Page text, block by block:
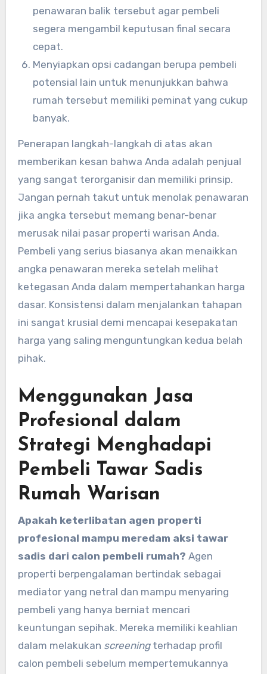
penawaran balik tersebut agar pembeli
segera mengambil keputusan final secara
cepat.
Menyiapkan opsi cadangan berupa pembeli
potensial lain untuk menunjukkan bahwa
rumah tersebut memiliki peminat yang cukup
banyak.
Penerapan langkah-langkah di atas akan
memberikan kesan bahwa Anda adalah penjual
yang sangat terorganisir dan memiliki prinsip.
Jangan pernah takut untuk menolak penawaran
jika angka tersebut memang benar-benar
merusak nilai pasar properti warisan Anda.
Pembeli yang serius biasanya akan menaikkan
angka penawaran mereka setelah melihat
ketegasan Anda dalam mempertahankan harga
dasar. Konsistensi dalam menjalankan tahapan
ini sangat krusial demi mencapai kesepakatan
harga yang saling menguntungkan kedua belah
pihak.
Menggunakan Jasa
Profesional dalam
Strategi Menghadapi
Pembeli Tawar Sadis
Rumah Warisan
Apakah keterlibatan agen properti
profesional mampu meredam aksi tawar
sadis dari calon pembeli rumah? Agen
properti berpengalaman bertindak sebagai
mediator yang netral dan mampu menyaring
pembeli yang hanya berniat mencari
keuntungan sepihak. Mereka memiliki keahlian
dalam melakukan screeningterhadap profil
calon pembeli sebelum mempertemukannya